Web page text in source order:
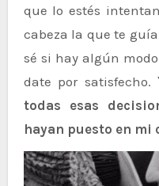
que lo estés
cabeza la que te
sé si hay algún
date por satisfecho.
todas esas
hayan puesto en mi